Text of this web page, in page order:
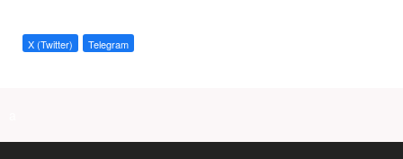
X (Twitter) Telegram